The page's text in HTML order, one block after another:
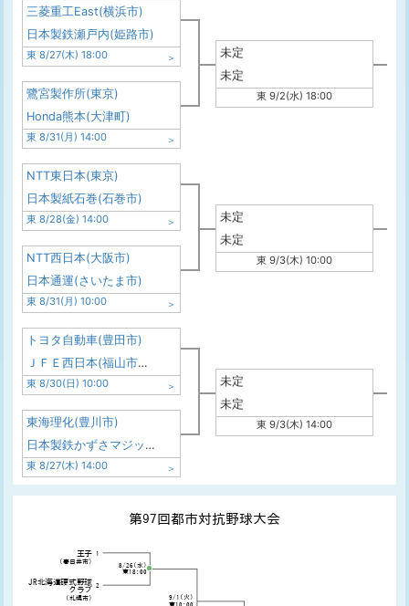
三菱重工East(横浜市)
日本製鉄瀬戸内(姫路市)
東 8/27(木) 18:00
鷺宮製作所(東京)
Honda熊本(大津町)
東 8/31(月) 14:00
未定
未定
東 9/2(水) 18:00
NTT東日本(東京)
日本製紙石巻(石巻市)
東 8/28(金) 14:00
NTT西日本(大阪市)
日本通運(さいたま市)
東 8/31(月) 10:00
未定
未定
東 9/3(木) 10:00
トヨタ自動車(豊田市)
ＪＦＥ西日本(福山市・倉敷市)
東 8/30(日) 10:00
東海理化(豊川市)
日本製鉄かずさマジック(君津市)
東 8/27(木) 14:00
未定
未定
東 9/3(木) 14:00